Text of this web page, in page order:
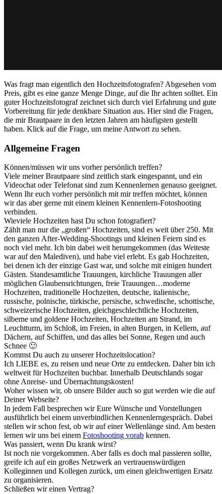
Was fragt man eigentlich den Hochzeitsfotografen? Abgesehen vom
Preis, gibt es eine ganze Menge Dinge, auf die Ihr achten solltet. Ein
guter Hochzeitsfotograf zeichnet sich durch viel Erfahrung und gute
Vorbereitung für jede denkbare Situation aus. Hier sind die Fragen,
die mir Brautpaare in den letzten Jahren am häufigsten gestellt
haben. Klick auf die Frage, um meine Antwort zu sehen.
Allgemeine Fragen
Können/müssen wir uns vorher persönlich treffen?
Viele meiner Brautpaare sind zeitlich stark eingespannt, und ein
Videochat oder Telefonat sind zum Kennenlernen genauso geeignet.
Wenn Ihr euch vorher persönlich mit mir treffen möchtet, können
wir das aber gerne mit einem kleinen Kennenlern-Fotoshooting
verbinden.
Wieviele Hochzeiten hast Du schon fotografiert?
Zählt man nur die „großen“ Hochzeiten, sind es weit über 250. Mit
den ganzen After-Wedding-Shootings und kleinen Feiern sind es
noch viel mehr. Ich bin dabei weit herumgekommen (das Weiteste
war auf den Malediven), und habe viel erlebt. Es gab Hochzeiten,
bei denen ich der einzige Gast war, und solche mit einigen hundert
Gästen. Standesamtliche Trauungen, kirchliche Trauungen aller
möglichen Glaubensrichtungen, freie Trauungen…moderne
Hochzeiten, traditionelle Hochzeiten, deutsche, italienische,
russische, polnische, türkische, persische, schwedische, schottische,
schweizerische Hochzeiten, gleichgeschlechtliche Hochzeiten,
silberne und goldene Hochzeiten, Hochzeiten am Strand, im
Leuchtturm, im Schloß, im Freien, in alten Burgen, in Kellern, auf
Dächern, auf Schiffen, und das alles bei Sonne, Regen und auch
Schnee 🙂
Kommst Du auch zu unserer Hochzeitslocation?
Ich LIEBE es, zu reisen und neue Orte zu entdecken. Daher bin ich
weltweit für Hochzeiten buchbar. Innerhalb Deutschlands sogar
ohne Anreise- und Übernachtungskosten!
Woher wissen wir, ob unsere Bilder auch so gut werden wie die auf
Deiner Webseite?
In jedem Fall besprechen wir Eure Wünsche und Vorstellungen
ausführlich bei einem unverbindlichen Kennenlerngespräch. Dabei
stellen wir schon fest, ob wir auf einer Wellenlänge sind. Am besten
lernen wir uns bei einem Fotoshooting vorab kennen.
Was passiert, wenn Du krank wirst?
Ist noch nie vorgekommen. Aber falls es doch mal passieren sollte,
greife ich auf ein großes Netzwerk an vertrauenswürdigen
Kolleginnen und Kollegen zurück, um einen gleichwertigen Ersatz
zu organisieren.
Schließen wir einen Vertrag?